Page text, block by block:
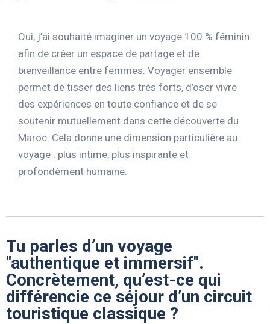
Oui, j’ai souhaité imaginer un voyage 100 % féminin
afin de créer un espace de partage et de
bienveillance entre femmes. Voyager ensemble
permet de tisser des liens très forts, d’oser vivre
des expériences en toute confiance et de se
soutenir mutuellement dans cette découverte du
Maroc. Cela donne une dimension particulière au
voyage : plus intime, plus inspirante et
profondément humaine.
Tu parles d’un voyage
"authentique et immersif".
Concrètement, qu’est-ce qui
différencie ce séjour d’un circuit
touristique classique ?